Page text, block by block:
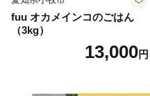
fuu オカメインコのごはん
（3kg）
13,000円